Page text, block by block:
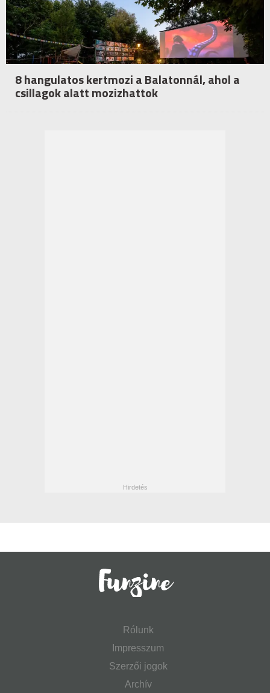
8 hangulatos kertmozi a Balatonnál, ahol a
csillagok alatt mozizhattok
Rólunk
Impresszum
Szerzői jogok
Archív